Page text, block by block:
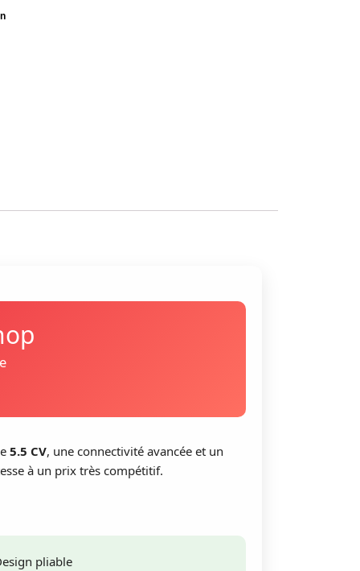
5.5 CV, une connectivité avancée et un
à un prix très compétitif.
pliable